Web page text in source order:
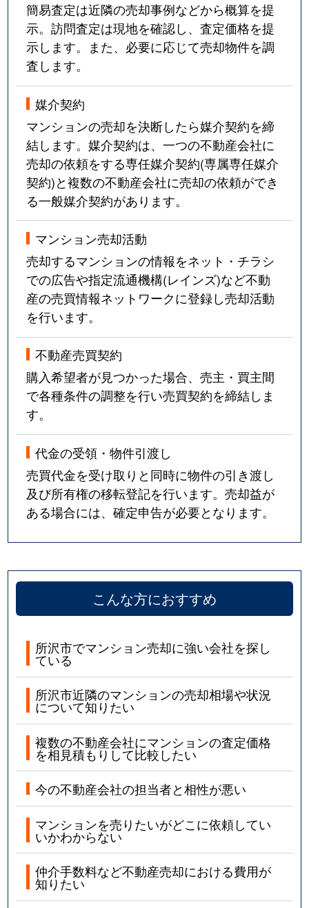
簡易査定は近隣の売却事例などから概算を提
示。訪問査定は現地を確認し、査定価格を提
示します。また、必要に応じて売却物件を調
査します。
媒介契約
マンションの売却を決断したら媒介契約を締
結します。媒介契約は、一つの不動産会社に
売却の依頼をする専任媒介契約(専属専任媒介
契約)と複数の不動産会社に売却の依頼ができ
る一般媒介契約があります。
マンション売却活動
売却するマンションの情報をネット・チラシ
での広告や指定流通機構(レインズ)など不動
産の売買情報ネットワークに登録し売却活動
を行います。
不動産売買契約
購入希望者が見つかった場合、売主・買主間
で各種条件の調整を行い売買契約を締結しま
す。
代金の受領・物件引渡し
売買代金を受け取りと同時に物件の引き渡し
及び所有権の移転登記を行います。売却益が
ある場合には、確定申告が必要となります。
こんな方におすすめ
所沢市でマンション売却に強い会社を探し
ている
所沢市近隣のマンションの売却相場や状況
について知りたい
複数の不動産会社にマンションの査定価格
を相見積もりして比較したい
今の不動産会社の担当者と相性が悪い
マンションを売りたいがどこに依頼してい
いかわからない
仲介手数料など不動産売却における費用が
知りたい